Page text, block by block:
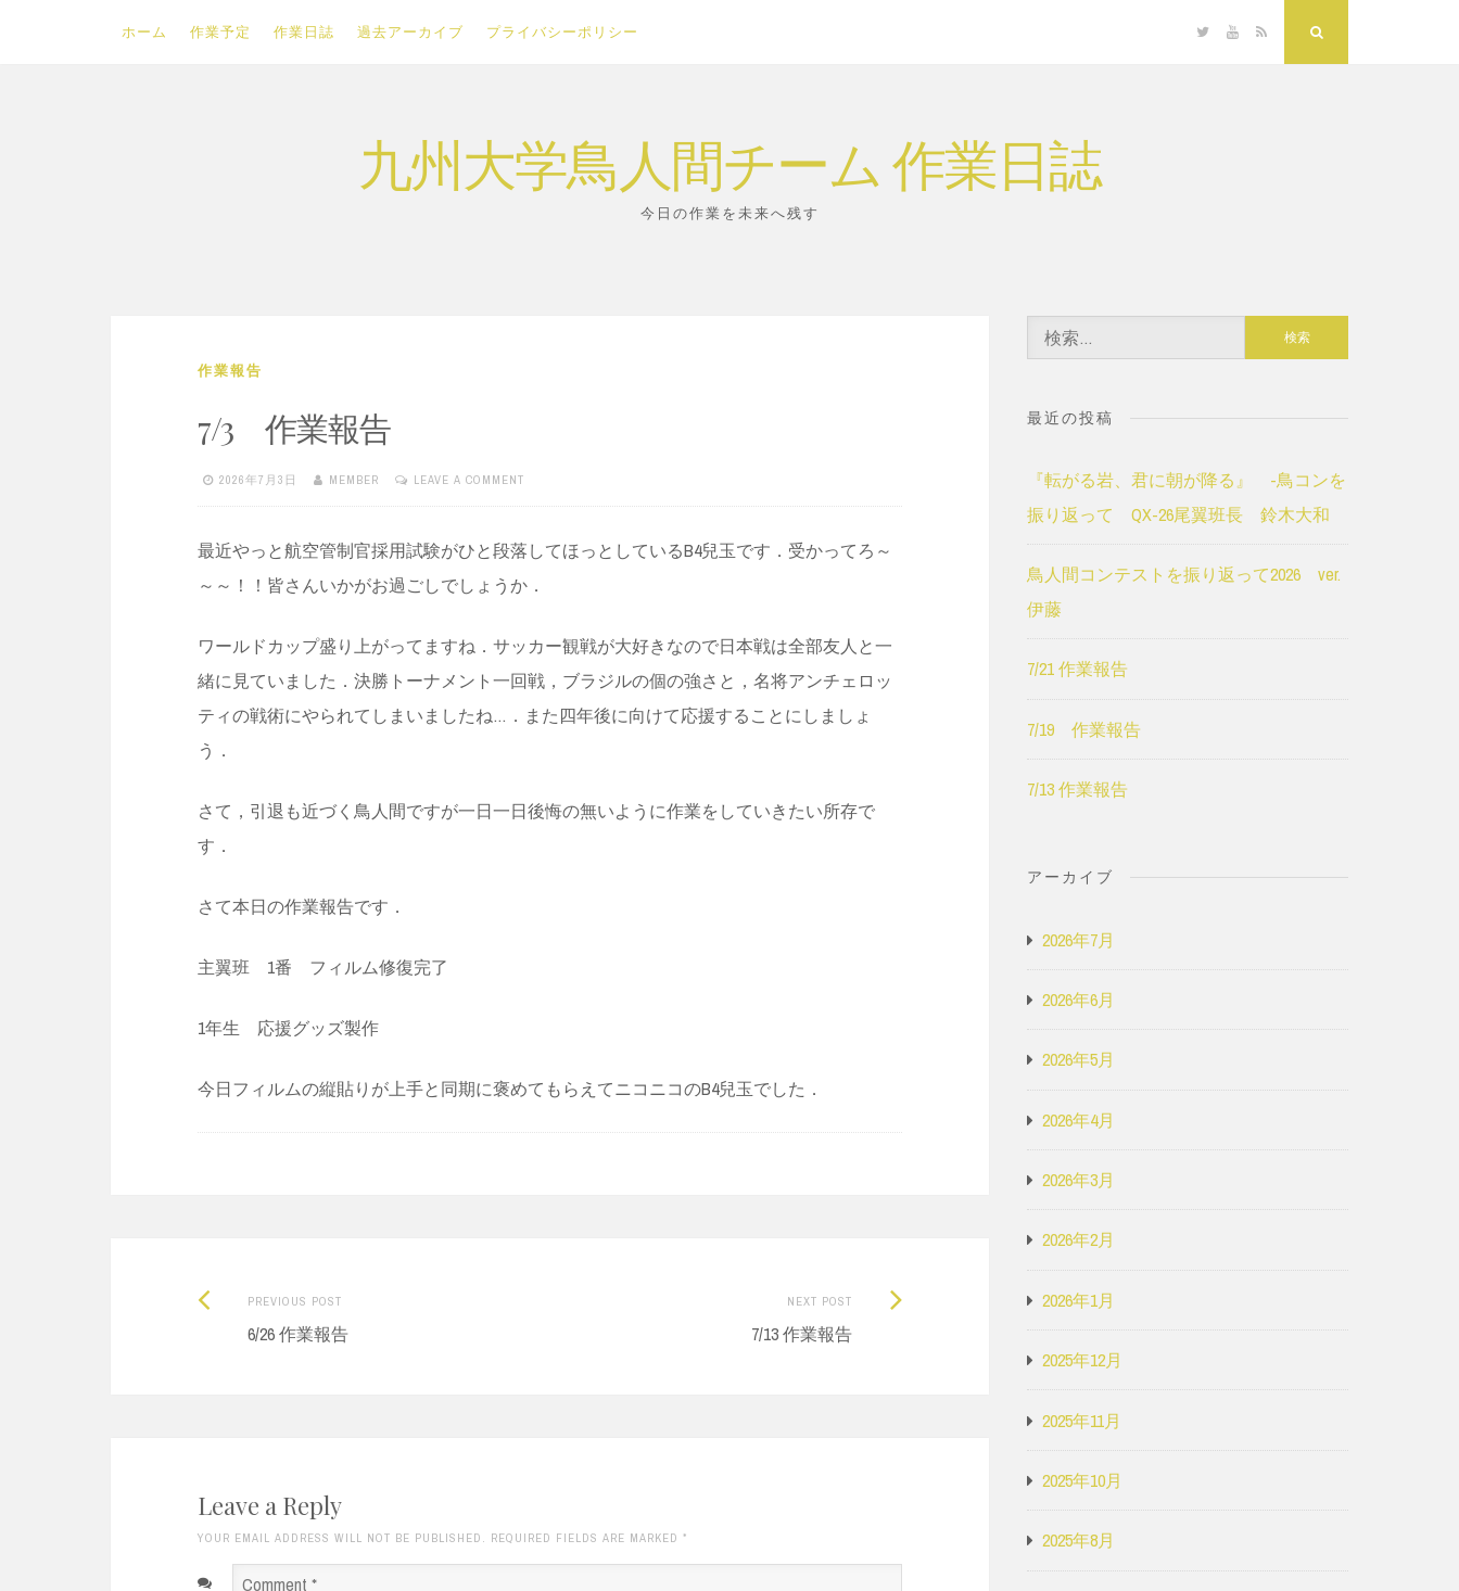
ホーム 作業予定 作業日誌 過去アーカイブ プライバシーポリシー TwitterYouTube
RSS
九州大学鳥人間チーム 作業日誌
今日の作業を未来へ残す
作業報告
7/3 作業報告
2026年7月3日 MEMBER LEAVE A COMMENT
最近やっと航空管制官採用試験がひと段落してほっとしているB4兒玉です．受かってろ～
～～！！皆さんいかがお過ごしでしょうか．
ワールドカップ盛り上がってますね．サッカー観戦が大好きなので日本戦は全部友人と一
緒に見ていました．決勝トーナメント一回戦，ブラジルの個の強さと，名将アンチェロッ
ティの戦術にやられてしまいましたね…．また四年後に向けて応援することにしましょ
う．
さて，引退も近づく鳥人間ですが一日一日後悔の無いように作業をしていきたい所存で
す．
さて本日の作業報告です．
主翼班 1番 フィルム修復完了
1年生 応援グッズ製作
今日フィルムの縦貼りが上手と同期に褒めてもらえてニコニコのB4兒玉でした．
PostPREVIOUS POSTPrevious
post:
6/26 作業報告
NEXT POST
7/13 作業報告
Next
Leave a Reply
YOUR EMAIL ADDRESS WILL NOT BE PUBLISHED. REQUIRED FIELDS ARE MARKED *
Comment
索:
最近の投稿
『転がる岩、君に朝が降る』 -鳥コンを
振り返って QX-26尾翼班長 鈴木大和
鳥人間コンテストを振り返って2026 ver.
伊藤
7/21 作業報告
7/19 作業報告
7/13 作業報告
アーカイブ
2026年7月
2026年6月
2026年5月
2026年4月
2026年3月
2026年2月
2026年1月
2025年12月
2025年11月
2025年10月
2025年8月